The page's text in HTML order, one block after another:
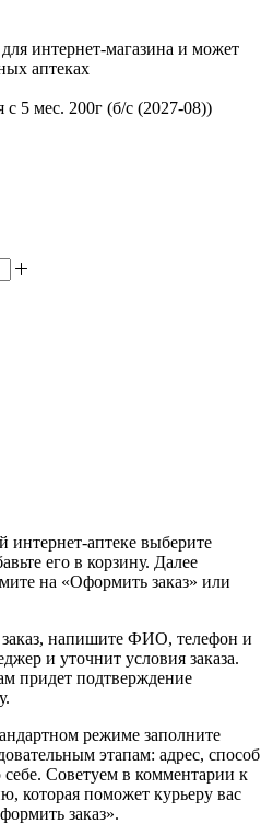
интернет-магазина и может
аптеках
5 мес. 200г (б/с (2027-08))
интернет-аптеке выберите
его в корзину. Далее
на «Оформить заказ» или
напишите ФИО, телефон и
и уточнит условия заказа.
придет подтверждение
режиме заполните
этапам: адрес, способ
Советуем в комментарии к
которая поможет курьеру вас
заказ».